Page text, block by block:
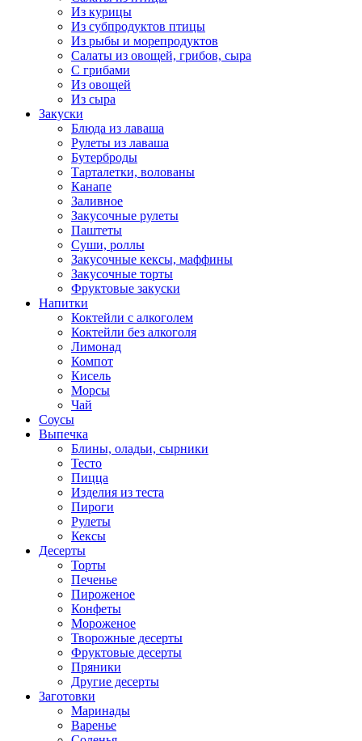
Из курицы
Из субпродуктов птицы
Из рыбы и морепродуктов
Салаты из овощей, грибов, сыра
С грибами
Из овощей
Из сыра
Закуски
Блюда из лаваша
Рулеты из лаваша
Бутерброды
Тарталетки, волованы
Канапе
Заливное
Закусочные рулеты
Паштеты
Суши, роллы
Закусочные кексы, маффины
Закусочные торты
Фруктовые закуски
Напитки
Коктейли с алкоголем
Коктейли без алкоголя
Лимонад
Компот
Кисель
Морсы
Чай
Соусы
Выпечка
Блины, оладьи, сырники
Тесто
Пицца
Изделия из теста
Пироги
Рулеты
Кексы
Десерты
Торты
Печенье
Пироженое
Конфеты
Мороженое
Творожные десерты
Фруктовые десерты
Пряники
Другие десерты
Заготовки
Маринады
Варенье